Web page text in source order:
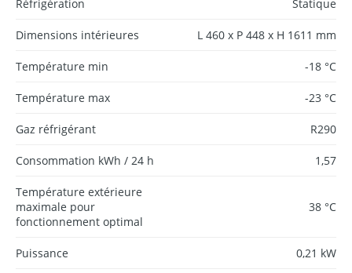
Réfrigération Statique
Dimensions intérieures L 460 x P 448 x H 1611 mm
Température min -18 °C
Température max -23 °C
Gaz réfrigérant R290
Consommation kWh / 24 h 1,57
Température extérieure
maximale pour
fonctionnement optimal
38 °C
Puissance 0,21 kW